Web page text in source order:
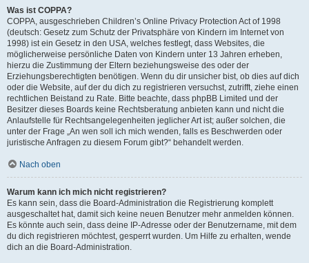
Was ist COPPA?
COPPA, ausgeschrieben Children’s Online Privacy Protection Act of 1998
(deutsch: Gesetz zum Schutz der Privatsphäre von Kindern im Internet von
1998) ist ein Gesetz in den USA, welches festlegt, dass Websites, die
möglicherweise persönliche Daten von Kindern unter 13 Jahren erheben,
hierzu die Zustimmung der Eltern beziehungsweise des oder der
Erziehungsberechtigten benötigen. Wenn du dir unsicher bist, ob dies auf dich
oder die Website, auf der du dich zu registrieren versuchst, zutrifft, ziehe einen
rechtlichen Beistand zu Rate. Bitte beachte, dass phpBB Limited und der
Besitzer dieses Boards keine Rechtsberatung anbieten kann und nicht die
Anlaufstelle für Rechtsangelegenheiten jeglicher Art ist; außer solchen, die
unter der Frage „An wen soll ich mich wenden, falls es Beschwerden oder
juristische Anfragen zu diesem Forum gibt?“ behandelt werden.
Nach oben
Warum kann ich mich nicht registrieren?
Es kann sein, dass die Board-Administration die Registrierung komplett
ausgeschaltet hat, damit sich keine neuen Benutzer mehr anmelden können.
Es könnte auch sein, dass deine IP-Adresse oder der Benutzername, mit dem
du dich registrieren möchtest, gesperrt wurden. Um Hilfe zu erhalten, wende
dich an die Board-Administration.